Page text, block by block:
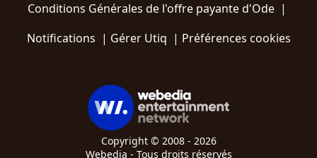
Conditions Générales de l'offre payante d'Ode |
Notifications | Gérer Utiq | Préférences cookies
Copyright © 2008 - 2026
Webedia - Tous droits réservés